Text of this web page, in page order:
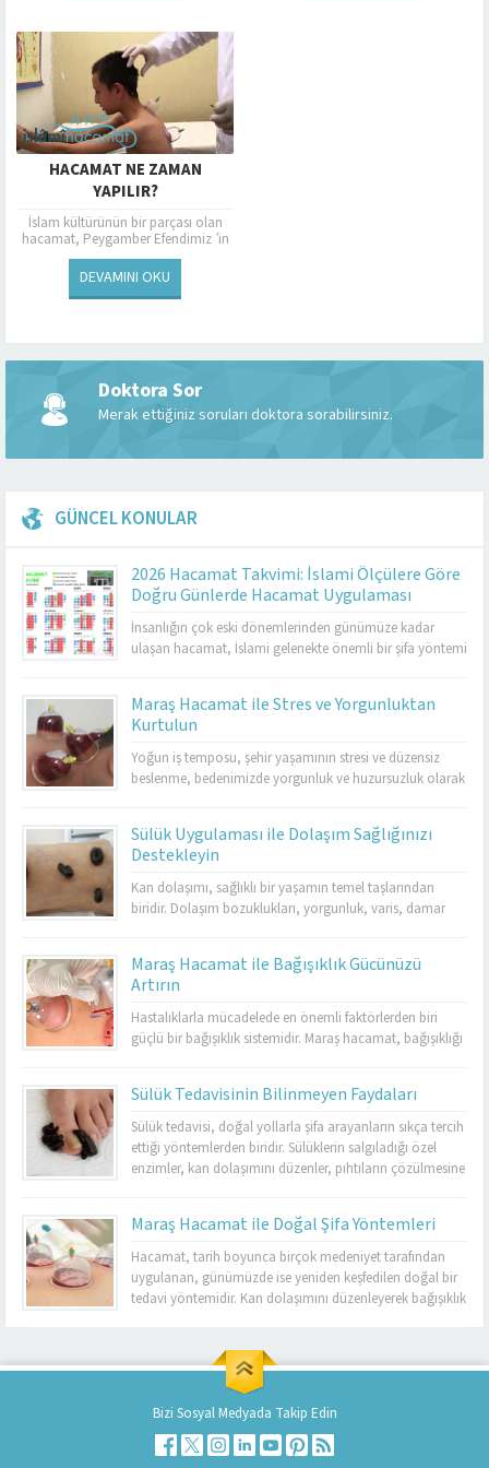
pis...
HACAMAT NE ZAMAN
YAPILIR?
İslam kültürünün bir parçası olan
hacamat, Peygamber Efendimiz ’in
sünneti olarak halen icra
edilmektedir. Hayat enerjisinin
yükseltmek ve can sıkıcı...
DEVAMINI OKU
Doktora Sor
Merak ettiğiniz soruları doktora sorabilirsiniz.
GÜNCEL KONULAR
2026 Hacamat Takvimi: İslami Ölçülere Göre
Doğru Günlerde Hacamat Uygulaması
İnsanlığın çok eski dönemlerinden günümüze kadar
ulaşan hacamat, İslami gelenekte önemli bir şifa yöntemi
tıp hem de İslami uygulamalar açısından ayrı bir değer
taşır. 2026 hacamat takvimi, sünnet günlerini, altın
hacamat günlerini, genel uygulanabilir günleri ve
yasaklı...
Maraş Hacamat ile Stres ve Yorgunluktan
Kurtulun
Yoğun iş temposu, şehir yaşamının stresi ve düzensiz
beslenme, bedenimizde yorgunluk ve huzursuzluk olarak
biridir. Hacamat uygulaması, kan dolaşımını hızlandırır,
kasları gevşetir ve stresin olumsuz etkilerini azaltır.
Özellikle kronik yorgunluk yaşayan kişilerde enerjiyi
artırarak yaşam...
Sülük Uygulaması ile Dolaşım Sağlığınızı
Destekleyin
Kan dolaşımı, sağlıklı bir yaşamın temel taşlarından
biridir. Dolaşım bozuklukları, yorgunluk, varis, damar
yöntem olarak öne çıkar. Kahramanmaraş’ta Dr. Cuma
Sabun Muayenehanesi, sülük tedavisinde tecrübeli ve
resmi izinli tek merkez olarak hizmet vermektedir. Burada
yapılan uygulamalar...
Maraş Hacamat ile Bağışıklık Gücünüzü
Artırın
Hastalıklarla mücadelede en önemli faktörlerden biri
güçlü bir bağışıklık sistemidir. Maraş hacamat, bağışıklığı
toksinlerden arındırır ve enfeksiyonlara karşı direnci artırır.
Kış aylarında sık görülen grip ve nezle gibi hastalıkların
etkilerini azaltmada da hacamatın faydaları
bilinmektedir. Ancak bu yöntemi...
Sülük Tedavisinin Bilinmeyen Faydaları
Sülük tedavisi, doğal yollarla şifa arayanların sıkça tercih
ettiği yöntemlerden biridir. Sülüklerin salgıladığı özel
enzimler, kan dolaşımını düzenler, pıhtıların çözülmesine
arayanlar için Dr. Cuma Sabun Muayenehanesi,
uzmanlığı ve resmi izinli olmasıyla öne çıkmaktadır.
Burada yapılan sülük uygulamaları, hem...
Maraş Hacamat ile Doğal Şifa Yöntemleri
Hacamat, tarih boyunca birçok medeniyet tarafından
uygulanan, günümüzde ise yeniden keşfedilen doğal bir
tedavi yöntemidir. Kan dolaşımını düzenleyerek bağışıklık
çıkmaktadır. Hacamat sayesinde vücuttan kirli kan
uzaklaştırılır, hücreler yenilenir ve enerji artışı sağlanır. Bu
yöntem, baş ağrılarından yorgunluğa, stres kaynaklı
kas...Bizi Sosyal Medyada Takip Edin
Kahramanmaraş Hacamat